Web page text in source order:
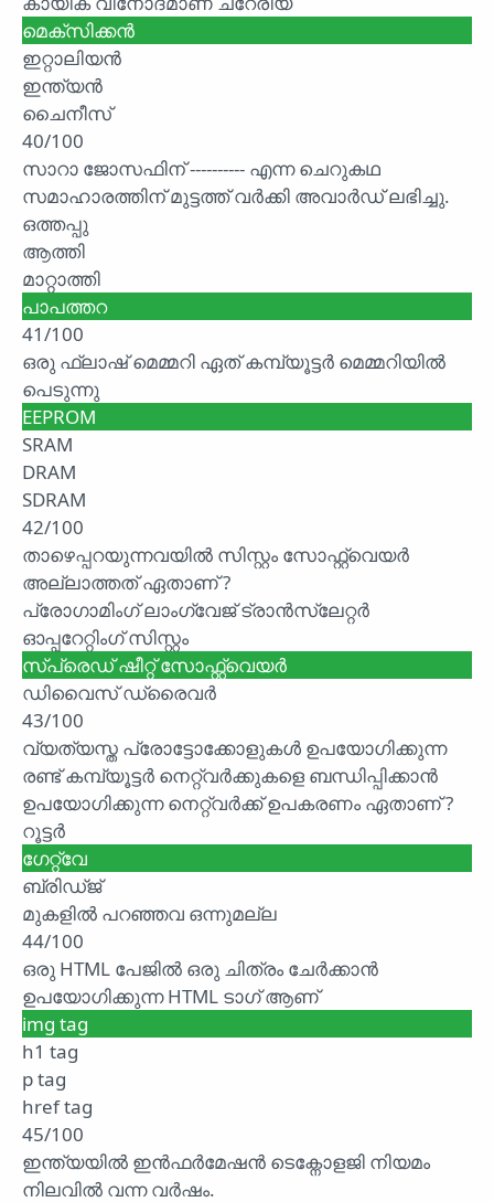
മെക്സിക്കൻ
ഇറ്റാലിയൻ
ഇന്ത്യൻ
ചൈനീസ്
40/100
സാറാ ജോസഫിന് ---------- എന്ന ചെറുകഥ
സമാഹാരത്തിന് മുട്ടത്ത് വർക്കി അവാർഡ് ലഭിച്ചു.
ഒത്തപ്പു
ആത്തി
മാറ്റാത്തി
പാപത്തറ
41/100
ഒരു ഫ്ലാഷ് മെമ്മറി ഏത് കമ്പ്യൂട്ടർ മെമ്മറിയിൽ
പെടുന്നു
EEPROM
SRAM
DRAM
SDRAM
42/100
താഴെപ്പറയുന്നവയിൽ സിസ്റ്റം സോഫ്റ്റ്വെയർ
അല്ലാത്തത് ഏതാണ് ?
പ്രോഗാമിംഗ് ലാംഗ്വേജ് ട്രാൻസ്ലേറ്റർ
ഓപ്പറേറ്റിംഗ് സിസ്റ്റം
സ്പ്രെഡ് ഷീറ്റ് സോഫ്റ്റ്വെയർ
ഡിവൈസ് ഡ്രൈവർ
43/100
വ്യത്യസ്ത പ്രോട്ടോക്കോളുകൾ ഉപയോഗിക്കുന്ന
രണ്ട് കമ്പ്യൂട്ടർ നെറ്റ്വർക്കുകളെ ബന്ധിപ്പിക്കാൻ
ഉപയോഗിക്കുന്ന നെറ്റ്വർക്ക് ഉപകരണം ഏതാണ് ?
റൂട്ടർ
ഗേറ്റ്വേ
ബ്രിഡ്ജ്
മുകളിൽ പറഞ്ഞവ ഒന്നുമല്ല
44/100
ഒരു HTML പേജിൽ ഒരു ചിത്രം ചേർക്കാൻ
ഉപയോഗിക്കുന്ന HTML ടാഗ് ആണ്
img tag
h1 tag
p tag
href tag
45/100
ഇന്ത്യയിൽ ഇൻഫർമേഷൻ ടെക്നോളജി നിയമം
നിലവിൽ വന്ന വർഷം.